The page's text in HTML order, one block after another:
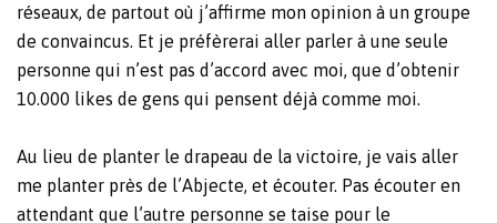
réseaux, de partout où j’affirme mon opinion à un groupe
de convaincus. Et je préfèrerai aller parler à une seule
personne qui n’est pas d’accord avec moi, que d’obtenir
10.000 likes de gens qui pensent déjà comme moi.
Au lieu de planter le drapeau de la victoire, je vais aller
me planter près de l’Abjecte, et écouter. Pas écouter en
attendant que l’autre personne se taise pour le